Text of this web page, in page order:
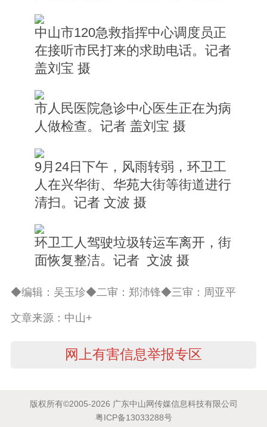
中山市120急救指挥中心调度员正
在接听市民打来的求助电话。记者
盖刘宝 摄
市人民医院急诊中心医生正在为病
人做检查。记者 盖刘宝 摄
9月24日下午，风雨转弱，环卫工
人在兴华街、华苑大街等街道进行
清扫。记者 文波 摄
环卫工人驾驶垃圾转运车离开，街
面恢复整洁。记者 文波 摄
◆编辑：吴玉珍◆二审：郑沛锋◆三审：周亚平
文章来源：中山+
网上有害信息举报专区
版权所有©2005-2026 广东中山网传媒信息科技有限公司
粤ICP备13033288号